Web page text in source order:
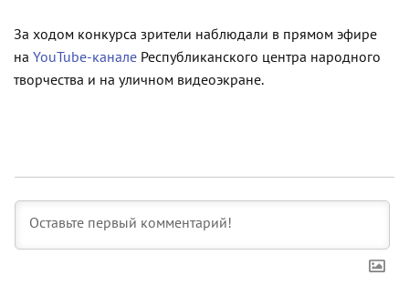
За ходом конкурса зрители наблюдали в прямом эфире
на YouTube-канале Республиканского центра народного
творчества и на уличном видеоэкране.